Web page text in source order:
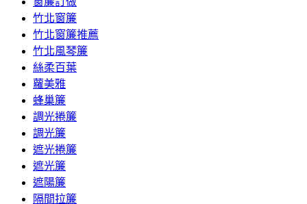
竹北窗簾
竹北窗簾推薦
竹北風琴簾
絲柔百葉
蘿美雅
蜂巢簾
調光捲簾
調光簾
遮光捲簾
遮光簾
遮陽簾
隔間拉簾